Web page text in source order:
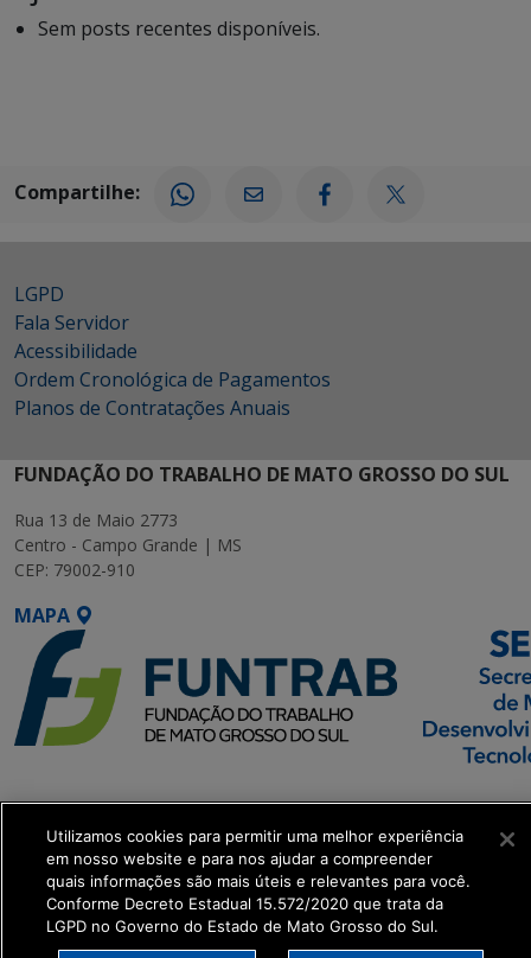
Sem posts recentes disponíveis.
Compartilhe:
LGPD
Fala Servidor
Acessibilidade
Ordem Cronológica de Pagamentos
Planos de Contratações Anuais
FUNDAÇÃO DO TRABALHO DE MATO GROSSO DO SUL
Rua 13 de Maio 2773
Centro - Campo Grande | MS
CEP: 79002-910
MAPA
SETDIG | Secretaria-
Executiva de
Transformação Digital
get_footer();
Utilizamos cookies para permitir uma melhor experiência
em nosso website e para nos ajudar a compreender
quais informações são mais úteis e relevantes para você.
Conforme Decreto Estadual 15.572/2020 que trata da
LGPD no Governo do Estado de Mato Grosso do Sul.